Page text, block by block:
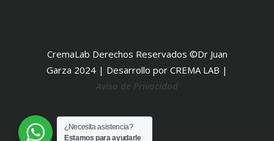
CremaLab Derechos Reservados ©Dr Juan
Garza 2024 | Desarrollo por CREMA LAB |
Aviso de Privacidad
¿Necesita asistencia?
Estamos para ayudarle